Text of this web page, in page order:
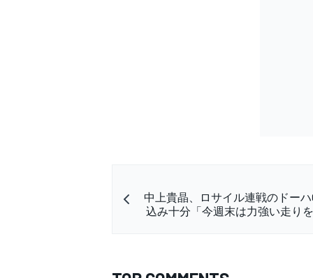
中上貴晶、ロサイル連戦のドーハ
込み十分「今週末は力強い走り